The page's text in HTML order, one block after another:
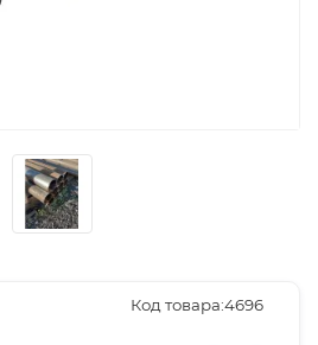
Код товара:4696